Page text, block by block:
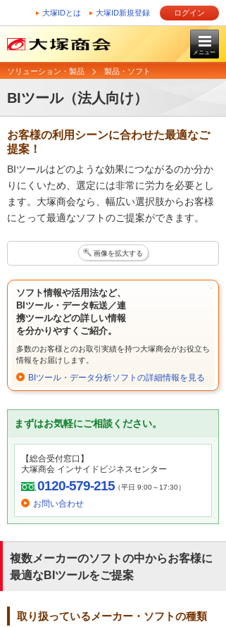
大塚IDとは 大塚ID新規登録 ログイン
メニュー
ソリューション・製品 製品・ソフト
BIツール（法人向け）
お客様の利用シーンに合わせた最適なご
提案！
BIツールはどのような効果につながるのか分か
りにくいため、選定には非常に労力を必要とし
ます。大塚商会なら、幅広い選択肢からお客様
にとって最適なソフトのご提案ができます。
画像を拡大する
ソフト情報や活用法など、
BIツール・データ転送／連
携ツールなどの詳しい情報
を分かりやすくご紹介。
多数のお客様とのお取引実績を持つ大塚商会がお役立ち
情報をお届けします。
BIツール・データ分析ソフトの詳細情報を見る
まずはお気軽にご相談ください。
【総合受付窓口】
大塚商会 インサイドビジネスセンター
0120-579-215（平日 9:00～17:30）
お問い合わせ
複数メーカーのソフトの中からお客様に
最適なBIツールをご提案
取り扱っているメーカー・ソフトの種類